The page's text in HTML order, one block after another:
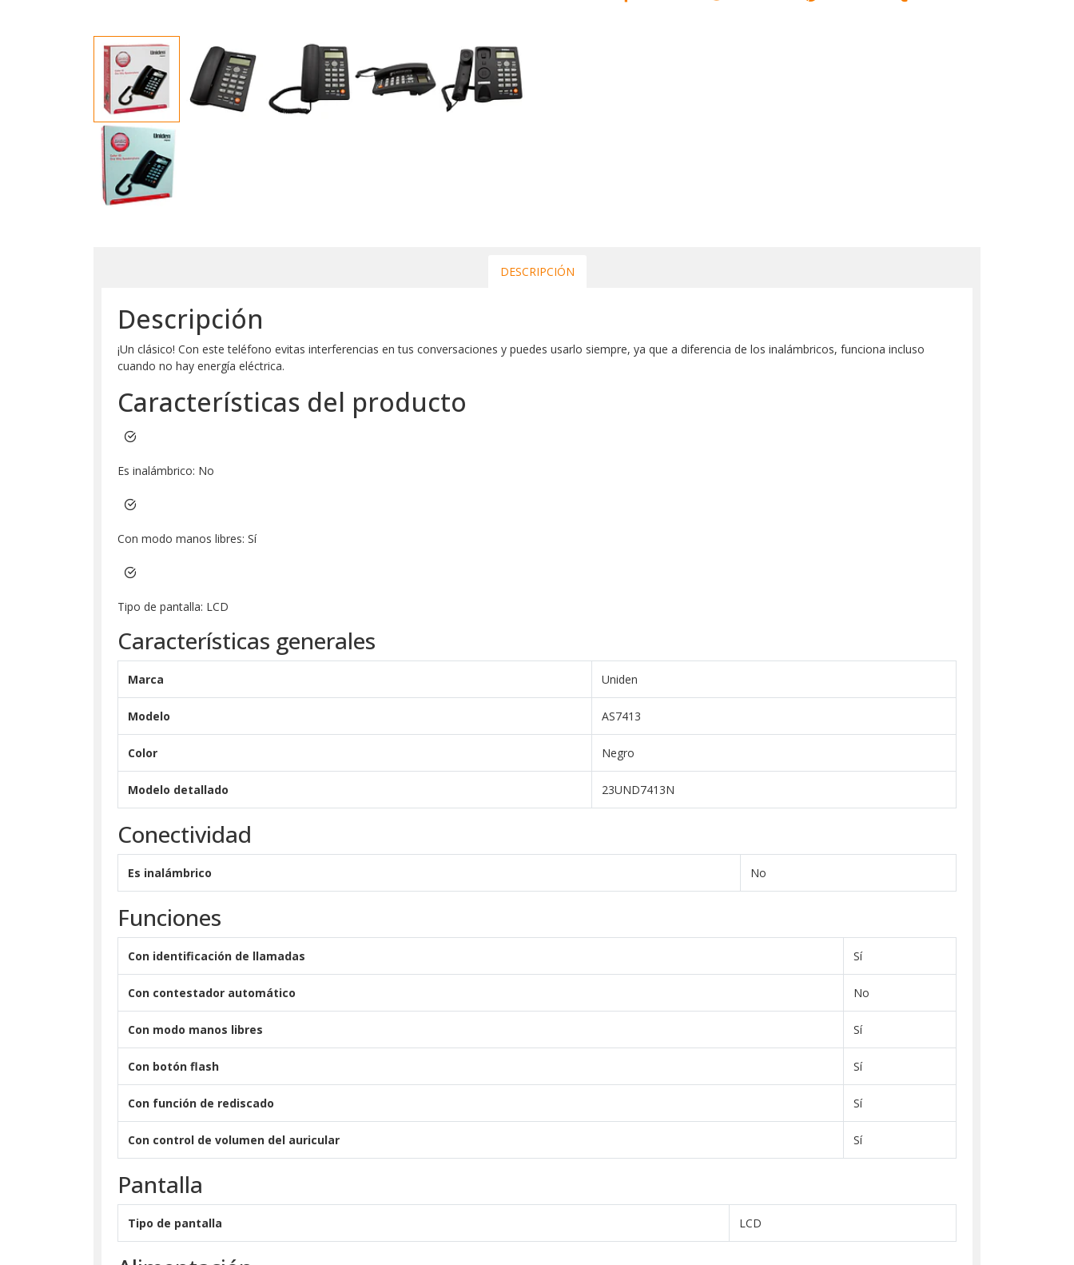
DESCRIPCIÓN
Descripción
¡Un clásico! Con este teléfono evitas interferencias en tus conversaciones y puedes usarlo siempre, ya que a diferencia de los inalámbricos, funciona incluso
cuando no hay energía eléctrica.
Características del producto
Es inalámbrico: No
Con modo manos libres: Sí
Tipo de pantalla: LCD
Características generales
Marca Uniden
Modelo AS7413
Color Negro
Modelo detallado 23UND7413N
Conectividad
Es inalámbrico No
Funciones
Con identificación de llamadas Sí
Con contestador automático No
Con modo manos libres Sí
Con botón flash Sí
Con función de rediscado Sí
Con control de volumen del auricular Sí
Pantalla
Tipo de pantalla LCD